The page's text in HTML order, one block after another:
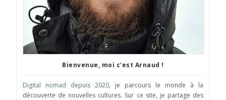
Bienvenue, moi c'est Arnaud !
Digital nomad depuis 2020, je parcours le monde à la
découverte de nouvelles cultures. Sur ce site, je partage des